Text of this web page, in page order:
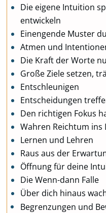
Die eigene Intuition
entwickeln
Einengende Muster
Atmen und
Die Kraft der Worte
Große Ziele setzen,
Entschleunigen
Entscheidungen
Den richtigen Fokus
Wahren Reichtum ins
Lernen und Lehren
Raus aus der
Öffnung für deine
Die Wenn-dann Falle
Über dich hinaus
Begrenzungen und